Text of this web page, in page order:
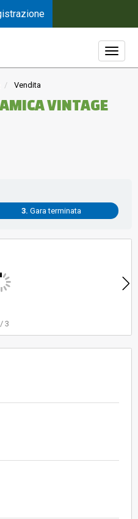
Vendita
VINTAGE
Gara terminata
/ 3